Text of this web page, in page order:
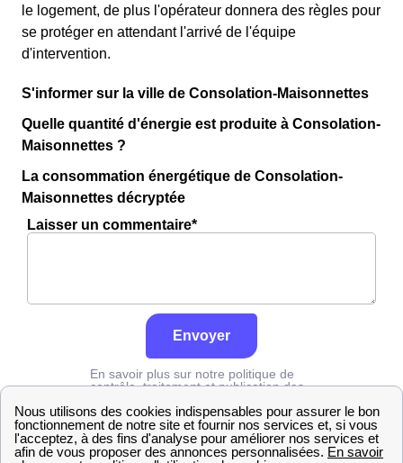
le logement, de plus l'opérateur donnera des règles pour
se protéger en attendant l'arrivé de l'équipe
d'intervention.
S'informer sur la ville de Consolation-Maisonnettes
Quelle quantité d'énergie est produite à Consolation-
Maisonnettes ?
La consommation énergétique de Consolation-
Maisonnettes décryptée
Laisser un commentaire*
Envoyer
En savoir plus sur notre politique de
contrôle, traitement et publication des
Grdf Doubs Consolation-Maisonnettes